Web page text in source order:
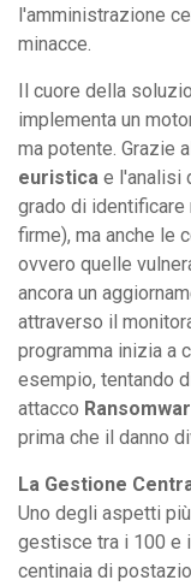
l'amministrazione
minacce.
Il cuore della
implementa un
ma potente. Grazie
euristica e l'analisi
grado di identificare
firme), ma anche le
ovvero quelle
ancora un
attraverso il
programma inizia a
esempio, tentando
attacco
prima che il danno
La Gestione
Uno degli aspetti
gestisce tra i 100 e
centinaia di